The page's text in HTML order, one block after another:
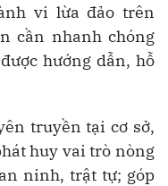
vi lừa đảo trên
cần nhanh chóng
hướng dẫn, hỗ
truyền tại cơ sở,
huy vai trò nòng
ninh, trật tự; góp